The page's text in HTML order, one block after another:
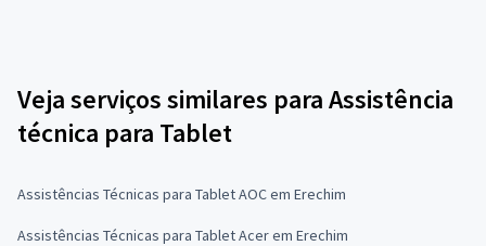
Veja serviços similares para Assistência
técnica para Tablet
Assistências Técnicas para Tablet AOC em Erechim
Assistências Técnicas para Tablet Acer em Erechim